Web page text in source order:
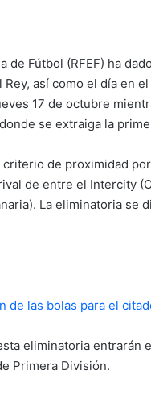
de Fútbol (RFEF) ha
así como el día en
17 de octubre
se extraiga la
de proximidad
de entre el Intercity
La eliminatoria
de las bolas para el
eliminatoria entrarán
Primera División.